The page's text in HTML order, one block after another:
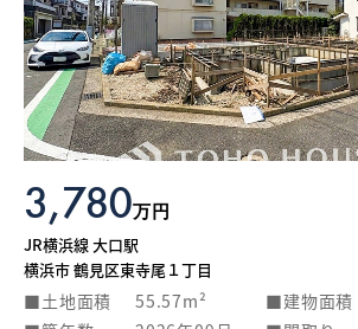
3,780万円
JR横浜線 大口駅
横浜市 鶴見区東寺尾１丁目
土地面積 55.57m² 建物面積